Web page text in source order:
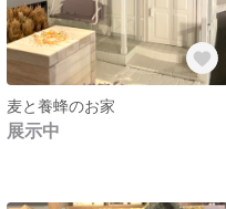
麦と養蜂のお家
展示中